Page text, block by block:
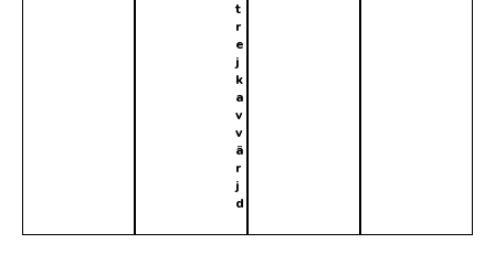
t
r
e
j
k
a
v
v
ä
r
j
d